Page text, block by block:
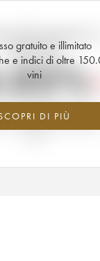
gratuito e illimitato
e indici di oltre
vini
DI PIÙ
tempo reale
al ribasso per il valore
1992 nel 2026 rispetto